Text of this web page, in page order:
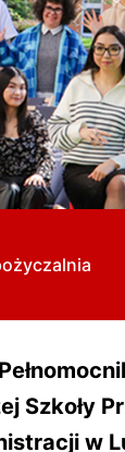
Szkoły
w